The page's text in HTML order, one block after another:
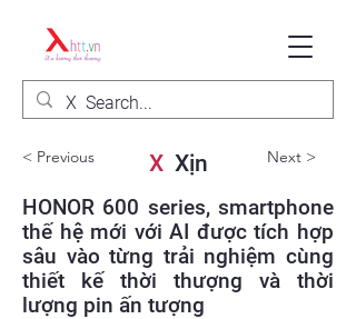
< Previous XXịn Next >
HONOR 600 series, smartphone
thế hệ mới với AI được tích hợp
sâu vào từng trải nghiệm cùng
thiết kế thời thượng và thời
lượng pin ấn tượng